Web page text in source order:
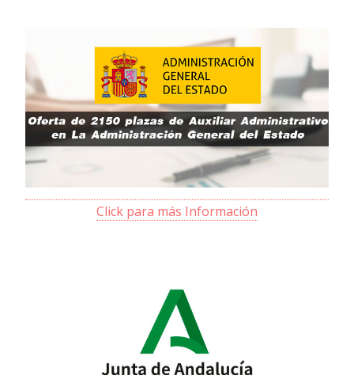
Click para más Información